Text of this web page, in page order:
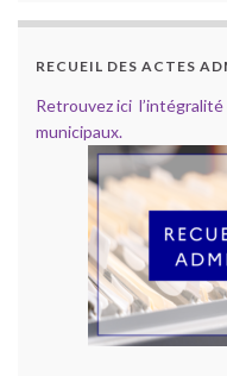
RECUEIL DES ACTES
Retrouvez ici
municipaux.